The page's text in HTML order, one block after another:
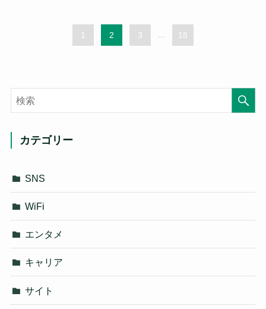
1 2 3 ... 18
カテゴリー
SNS
WiFi
エンタメ
キャリア
サイト